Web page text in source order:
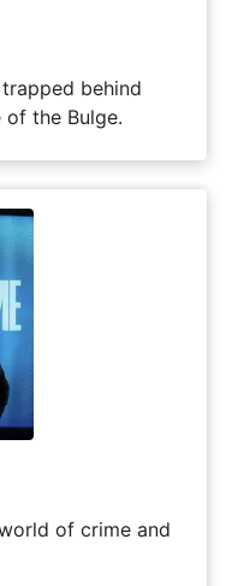
behind
of the Bulge.
of crime and